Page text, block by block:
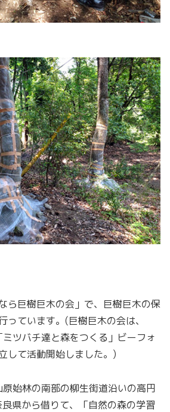
ら巨樹巨木の会」で、巨樹巨木の保
っています。(巨樹巨木の会は、
ミツバチ達と森をつくる」ビーフォ
して活動開始しました。)
始林の南部の柳生街道沿いの高円
県から借りて、「自然の森の学習